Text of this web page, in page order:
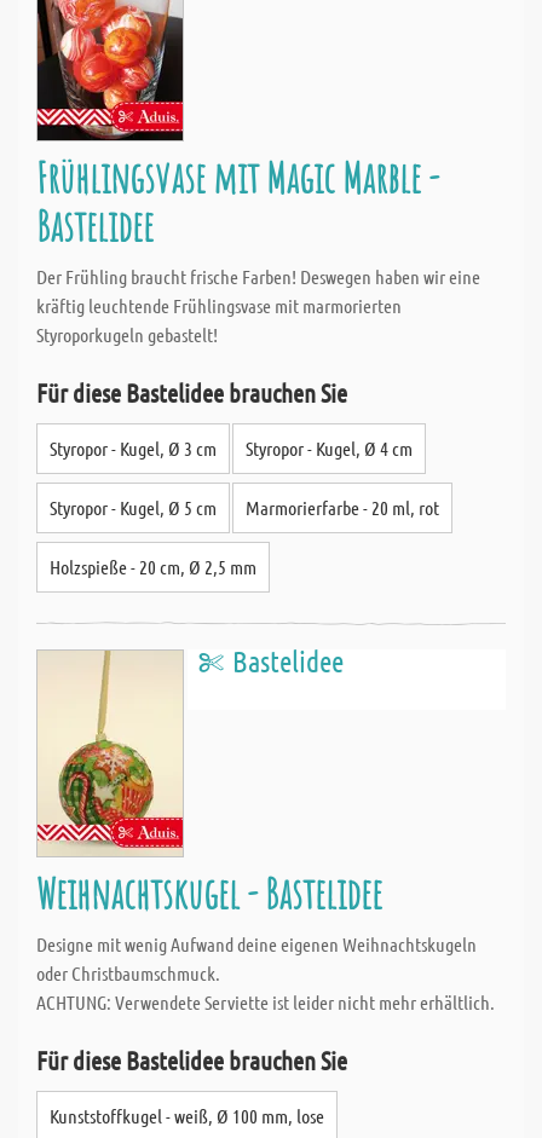
Frühlingsvase mit Magic Marble -
Bastelidee
Der Frühling braucht frische Farben! Deswegen haben wir eine
kräftig leuchtende Frühlingsvase mit marmorierten
Styroporkugeln gebastelt!
Für diese Bastelidee brauchen Sie
Styropor - Kugel, Ø 3 cm Styropor - Kugel, Ø 4 cm
Styropor - Kugel, Ø 5 cm Marmorierfarbe - 20 ml, rot
Holzspieße - 20 cm, Ø 2,5 mm
Bastelidee
Weihnachtskugel - Bastelidee
Designe mit wenig Aufwand deine eigenen Weihnachtskugeln
oder Christbaumschmuck.
ACHTUNG: Verwendete Serviette ist leider nicht mehr erhältlich.
Für diese Bastelidee brauchen Sie
Kunststoffkugel - weiß, Ø 100 mm, lose